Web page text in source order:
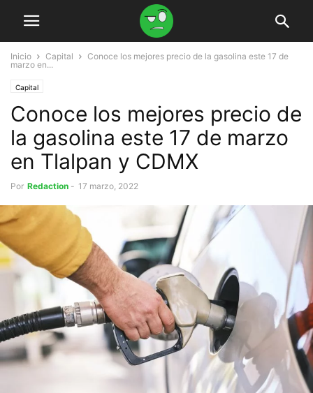
Inicio Capital
Conoce los mejores precio de la gasolina este 17 de
marzo en...
Capital
Conoce los mejores precio de
la gasolina este 17 de marzo
en Tlalpan y CDMX
Por Redaction - 17 marzo, 2022